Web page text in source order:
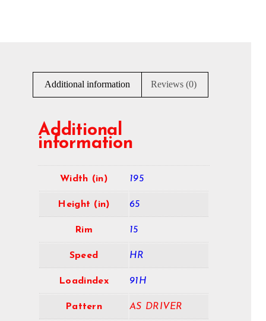
Additional information Reviews (0)
Additional
information
Width (in) 195
Height (in) 65
Rim 15
Speed HR
Loadindex 91H
Pattern AS DRIVER